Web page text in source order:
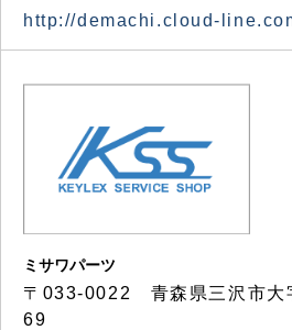
http://demachi.cloud-
ミサワパーツ
〒033-0022 青森県三沢市大
69